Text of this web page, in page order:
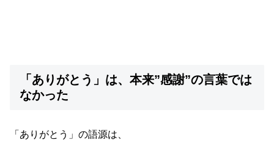
「ありがとう」は、本来”感謝”の言葉では
なかった
「ありがとう」の語源は、